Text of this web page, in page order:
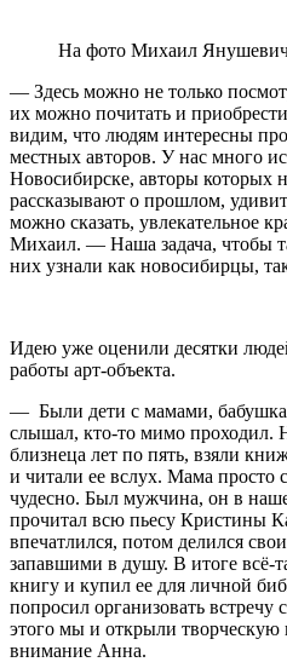
На фото Михаил
— Здесь можно не только
их можно почитать и
видим, что людям интересны
местных авторов. У нас много
Новосибирске, авторы которых
рассказывают о прошлом,
можно сказать, увлекательное
Михаил. — Наша задача, чтобы
них узнали как новосибирцы,
Идею уже оценили десятки
работы арт-объекта.
— Были дети с мамами,
слышал, кто-то мимо проходил.
близнеца лет по пять, взяли
и читали ее вслух. Мама просто
чудесно. Был мужчина, он в
прочитал всю пьесу Кристины
впечатлился, потом делился
запавшими в душу. В итоге всё-
книгу и купил ее для личной
попросил организовать встречу
этого мы и открыли
внимание Анна.